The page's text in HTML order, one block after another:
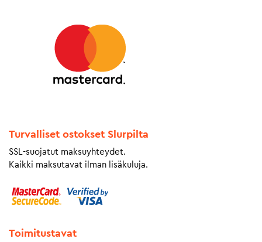
Turvalliset ostokset Slurpilta
SSL-suojatut maksuyhteydet.
Kaikki maksutavat ilman lisäkuluja.
Toimitustavat